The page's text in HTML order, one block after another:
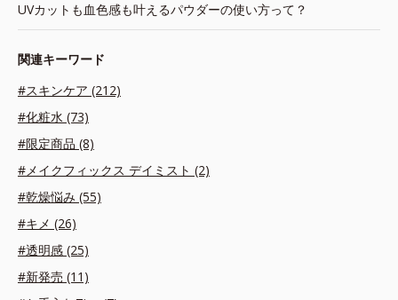
UVカットも血色感も叶えるパウダーの使い方って？
関連キーワード
#スキンケア (212)
#化粧水 (73)
#限定商品 (8)
#メイクフィックス デイミスト (2)
#乾燥悩み (55)
#キメ (26)
#透明感 (25)
#新発売 (11)